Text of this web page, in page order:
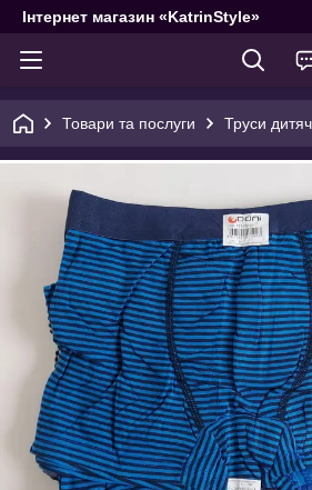
Інтернет магазин «KatrinStyle»
Товари та послуги Труси